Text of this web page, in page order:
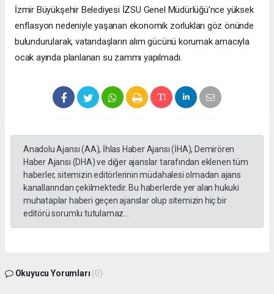
İzmir Büyükşehir Belediyesi İZSU Genel Müdürlüğü’nce yüksek
enflasyon nedeniyle yaşanan ekonomik zorlukları göz önünde
bulundurularak, vatandaşların alım gücünü korumak amacıyla
ocak ayında planlanan su zammı yapılmadı.
Anadolu Ajansı (AA), İhlas Haber Ajansı (İHA), Demirören
Haber Ajansı (DHA) ve diğer ajanslar tarafından eklenen tüm
haberler, sitemizin editörlerinin müdahalesi olmadan ajans
kanallarından çekilmektedir. Bu haberlerde yer alan hukuki
muhataplar haberi geçen ajanslar olup sitemizin hiç bir
editörü sorumlu tutulamaz...
Okuyucu Yorumları (0)